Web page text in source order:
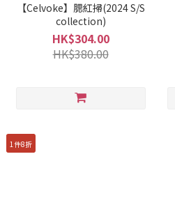
【Celvoke】腮紅掃(2024 S/S
collection)
HK$304.00
HK$380.00
1件8折